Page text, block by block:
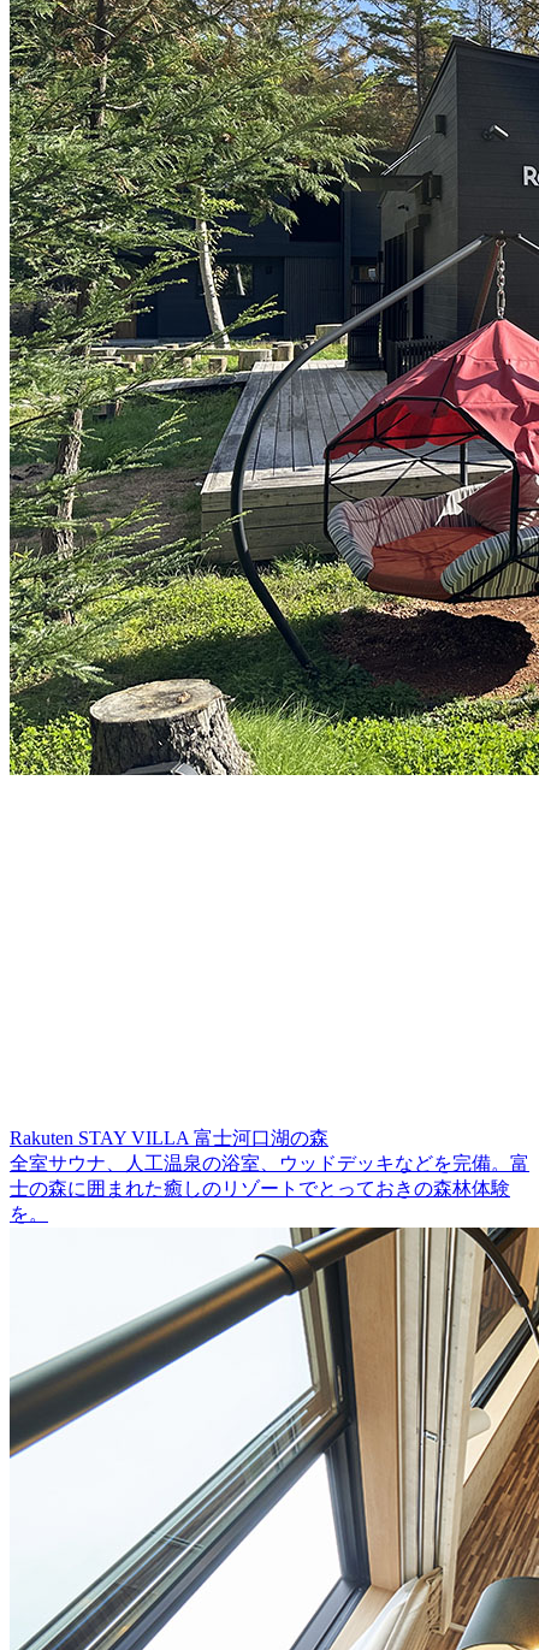
Rakuten STAY VILLA 富士河口湖の森
全室サウナ、人工温泉の浴室、ウッドデッキなどを完備。富
士の森に囲まれた癒しのリゾートでとっておきの森林体験
を。